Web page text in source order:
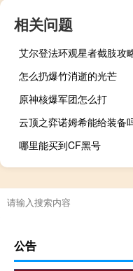
相关问题
艾尔登法环观星者截肢攻
怎么扔爆竹消逝的光芒
原神核爆军团怎么打
云顶之弈诺姆希能给装备
哪里能买到CF黑号
公告